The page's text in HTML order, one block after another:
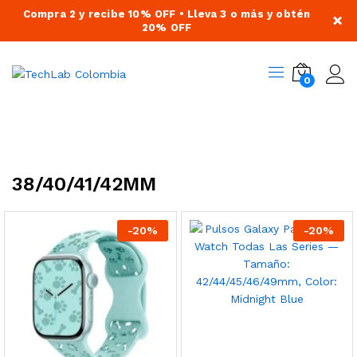
Compra 2 y recibe 10% OFF • Lleva 3 o más y obtén
20% OFF
×
0
38/40/41/42MM
-20% -20%